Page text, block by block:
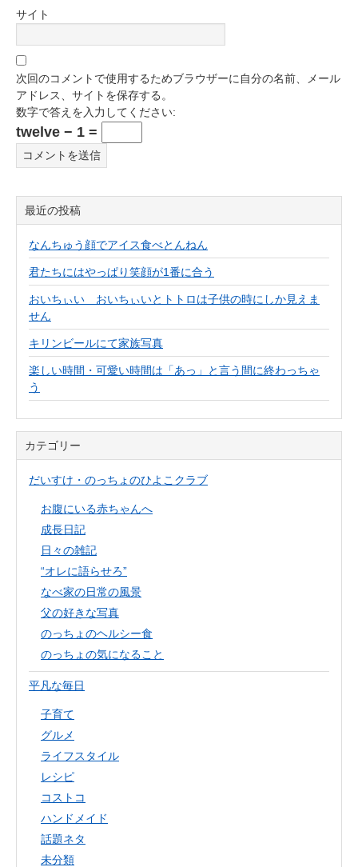
サイト
次回のコメントで使用するためブラウザーに自分の名前、メール
アドレス、サイトを保存する。
数字で答えを入力してください:
twelve − 1 =
最近の投稿
なんちゅう顔でアイス食べとんねん
君たちにはやっぱり笑顔が1番に合う
おいちぃい おいちぃいとトトロは子供の時にしか見えま
せん
キリンビールにて家族写真
楽しい時間・可愛い時間は「あっ」と言う間に終わっちゃ
う
カテゴリー
だいすけ・のっちょのひよこクラブ
お腹にいる赤ちゃんへ
成長日記
日々の雑記
“オレに語らせろ”
なべ家の日常の風景
父の好きな写真
のっちょのヘルシー食
のっちょの気になること
平凡な毎日
子育て
グルメ
ライフスタイル
レシピ
コストコ
ハンドメイド
話題ネタ
未分類